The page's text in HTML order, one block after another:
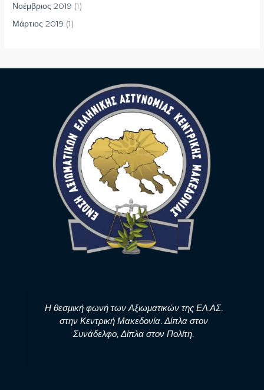
Νοέμβριος 2019 (1)
Μάρτιος 2019 (1)
Η θεσμική φωνή των Αξιωματικών της ΕΛ.ΑΣ.
στην Κεντρική Μακεδονία. Δίπλα στον
Συνάδελφο, Δίπλα στον Πολίτη.